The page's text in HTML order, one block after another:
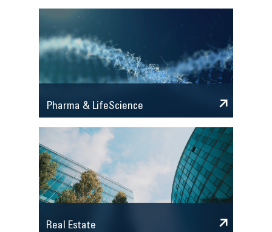
Pharma & LifeScience
Real Estate